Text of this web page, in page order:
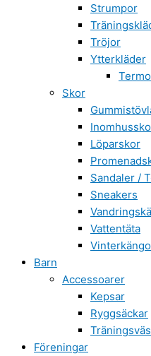
Strumpor
Tröjor
Ytterkläder
Skor
Löparskor
Sandaler /
Sneakers
Vattentäta
Barn
Accessoarer
Kepsar
Ryggsäckar
Föreningar